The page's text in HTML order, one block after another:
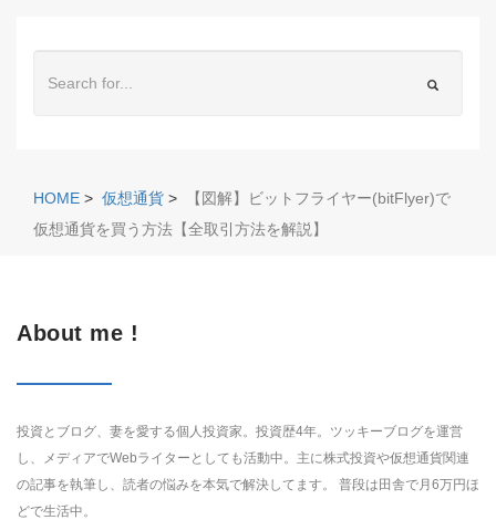
HOME > 仮想通貨 >
【図解】ビットフライヤー(bitFlyer)で
仮想通貨を買う方法【全取引方法を解説】
About me !
投資とブログ、妻を愛する個人投資家。投資歴4年。ツッキーブログを運営
し、メディアでWebライターとしても活動中。主に株式投資や仮想通貨関連
の記事を執筆し、読者の悩みを本気で解決してます。 普段は田舎で月6万円ほ
どで生活中。